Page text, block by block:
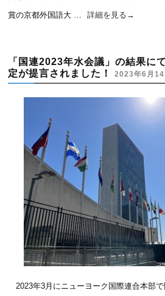
賞の京都外国語大 … 詳細を見る →
「国連2023年水会議」の結果に
定が提言されました！
2023年6月14
2023年3月にニューヨーク国際連合本部